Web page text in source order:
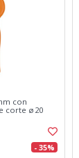
con
corte ø20
- 35%